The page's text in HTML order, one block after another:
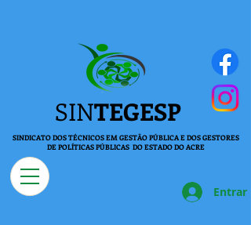
Entrar
SINTEGESP
SINDICATO DOS TÉCNICOS EM GESTÃO PÚBLICA E DOS GESTORES
DE POLÍTICAS PÚBLICAS DO ESTADO DO ACRE